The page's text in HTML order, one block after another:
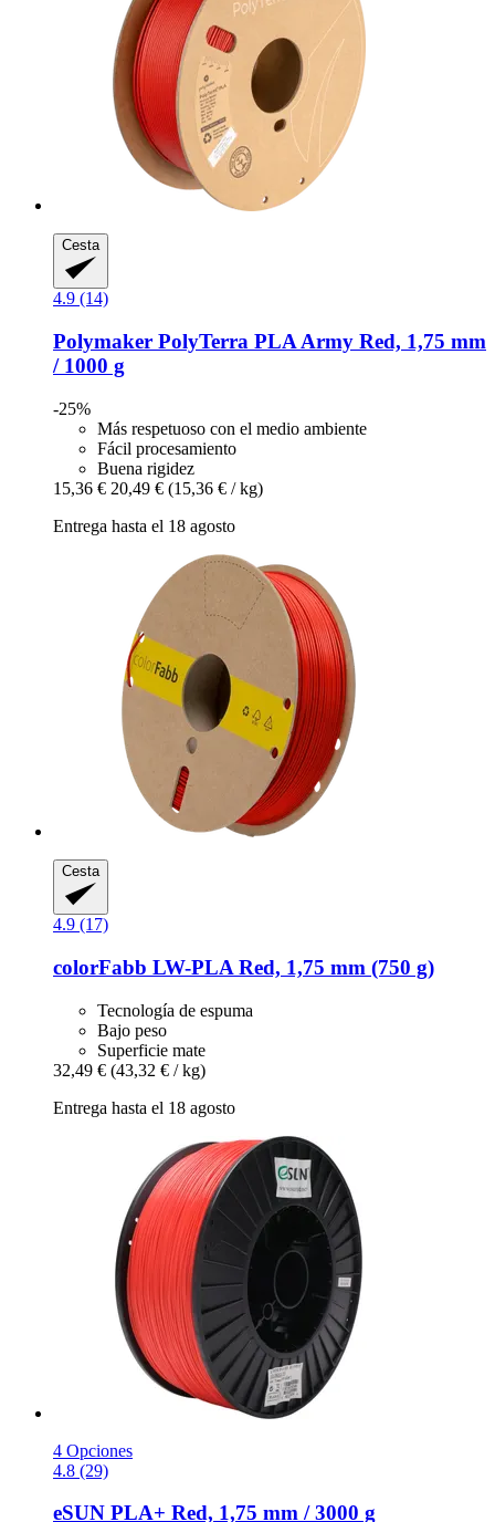
Cesta
4.9 (14)
Polymaker PolyTerra PLA Army Red, 1,75 mm
/ 1000 g
-25%
Más respetuoso con el medio ambiente
Fácil procesamiento
Buena rigidez
15,36 € 20,49 € (15,36 € / kg)
Entrega hasta el 18 agosto
Cesta
4.9 (17)
colorFabb LW-​PLA Red, 1,75 mm (750 g)
Tecnología de espuma
Bajo peso
Superficie mate
32,49 € (43,32 € / kg)
Entrega hasta el 18 agosto
4 Opciones
4.8 (29)
eSUN PLA+ Red, 1,75 mm / 3000 g